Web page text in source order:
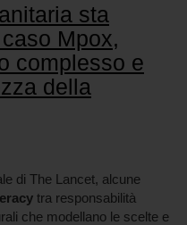
sta
Mpox,
complesso e
della
di The Lancet, alcune
tra responsabilità
che modellano le scelte e